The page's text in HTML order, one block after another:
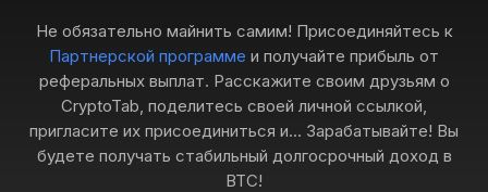
Не обязательно майнить самим! Присоединяйтесь к
Партнерской программе и получайте прибыль от
реферальных выплат. Расскажите своим друзьям о
CryptoTab, поделитесь своей личной ссылкой,
пригласите их присоединиться и... Зарабатывайте! Вы
будете получать стабильный долгосрочный доход в
BTC!